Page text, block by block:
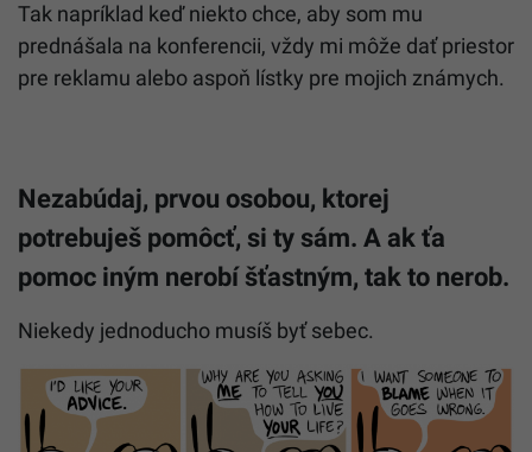
Tak napríklad keď niekto chce, aby som mu
prednášala na konferencii, vždy mi môže dať priestor
pre reklamu alebo aspoň lístky pre mojich známych.
Nezabúdaj, prvou osobou, ktorej
potrebuješ pomôcť, si ty sám. A ak ťa
pomoc iným nerobí šťastným, tak to nerob.
Niekedy jednoducho musíš byť sebec.